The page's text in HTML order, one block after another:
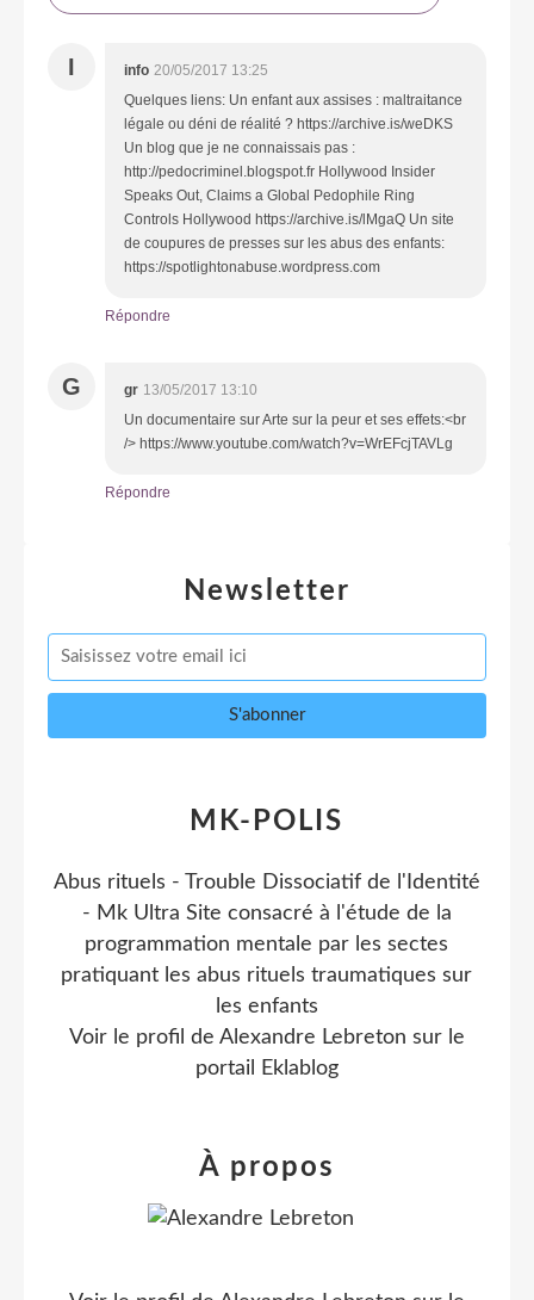
I info 20/05/2017 13:25
Quelques liens: Un enfant aux assises : maltraitance
légale ou déni de réalité ? https://archive.is/weDKS
Un blog que je ne connaissais pas :
http://pedocriminel.blogspot.fr Hollywood Insider
Speaks Out, Claims a Global Pedophile Ring
Controls Hollywood https://archive.is/lMgaQ Un site
de coupures de presses sur les abus des enfants:
https://spotlightonabuse.wordpress.com
Répondre
G gr 13/05/2017 13:10
Un documentaire sur Arte sur la peur et ses effets:<br
/> https://www.youtube.com/watch?v=WrEFcjTAVLg
Répondre
Newsletter
MK-POLIS
Abus rituels - Trouble Dissociatif de l'Identité
- Mk Ultra Site consacré à l'étude de la
programmation mentale par les sectes
pratiquant les abus rituels traumatiques sur
les enfants
Voir le profil de Alexandre Lebreton sur le
portail Eklablog
À propos